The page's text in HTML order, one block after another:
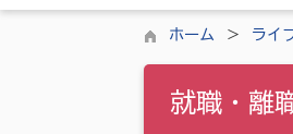
ホーム ライ
就職・離